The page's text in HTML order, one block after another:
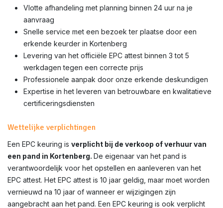
Vlotte afhandeling met planning binnen 24 uur na je
aanvraag
Snelle service met een bezoek ter plaatse door een
erkende keurder in Kortenberg
Levering van het officiële EPC attest binnen 3 tot 5
werkdagen tegen een correcte prijs
Professionele aanpak door onze erkende deskundigen
Expertise in het leveren van betrouwbare en kwalitatieve
certificeringsdiensten
Wettelijke verplichtingen
Een EPC keuring is verplicht bij de verkoop of verhuur van
een pand in Kortenberg. De eigenaar van het pand is
verantwoordelijk voor het opstellen en aanleveren van het
EPC attest. Het EPC attest is 10 jaar geldig, maar moet worden
vernieuwd na 10 jaar of wanneer er wijzigingen zijn
aangebracht aan het pand. Een EPC keuring is ook verplicht